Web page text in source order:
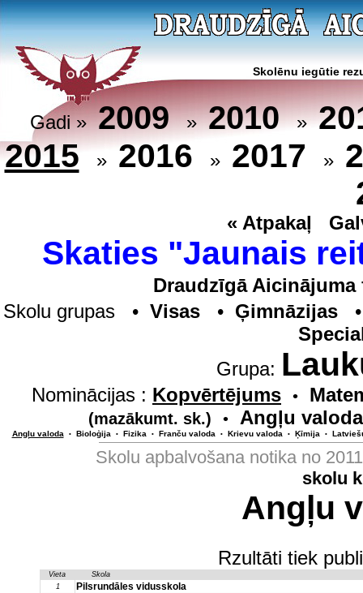
Skolēnu iegūtie
Gadi »2009»2010»
2015 » 2016 » 2017 »
« Atpakaļ
Skaties "Jaunais
Draudzīgā
Skolu grupas • Visas• Ģimnāzijas
Grupa:
Nominācijas : Kopvērtējums •
(mazākumt. sk.) • Angļu valoda
Angļu valoda • Bioloģija • Fizika • Franču valoda • Krievu valoda • Ķīmija •
Skolu apbalvošana notika no
skolu
Angļu
Rzultāti tiek
Vieta
Skola
1
Pilsrundāles vidusskola